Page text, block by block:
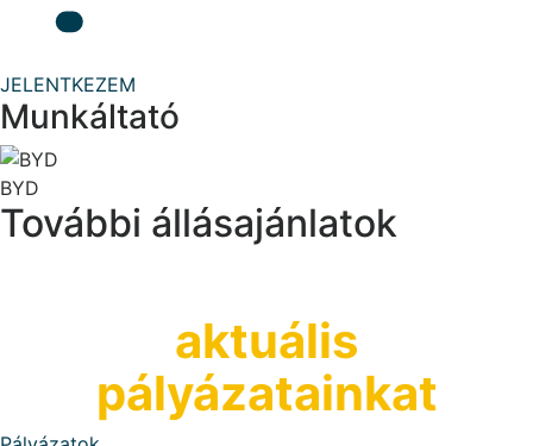
JELENTKEZEM
Munkáltató
BYD
További állásajánlatok
aktuális
pályázatainkat